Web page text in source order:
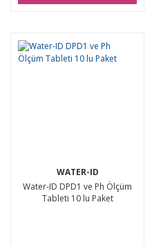
WATER-ID
Water-ID DPD1 ve Ph Ölçüm
Tableti 10 lu Paket